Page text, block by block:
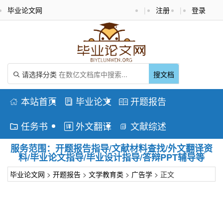
毕业论文网 登录
|
注册
|
 请选择分类 搜文档
 本站首页  毕业论文  开题报告
 任务书  外文翻译  文献综述
服务范围：开题报告指导/文献材料查找/外文翻译资
料/毕业论文指导/毕业设计指导/答辩PPT辅导等
毕业论文网 > 开题报告 > 文学教育类 > 广告学 > 正文